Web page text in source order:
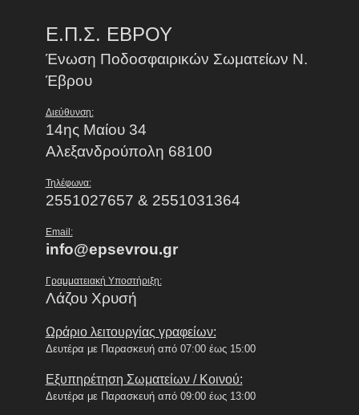
Ε.Π.Σ. ΕΒΡΟΥ
Ένωση Ποδοσφαιρικών Σωματείων Ν.
Έβρου
Διεύθυνση:
14ης Μαίου 34
Αλεξανδρούπολη 68100
Τηλέφωνα:
2551027657 & 2551031364
Email:
info@epsevrou.gr
Γραμματειακή Υποστήριξη:
Λάζου Χρυσή
Ωράριο λειτουργίας γραφείων:
Δευτέρα με Παρασκευή από 07:00 έως 15:00
Εξυπηρέτηση Σωματείων / Κοινού:
Δευτέρα με Παρασκευή από 09:00 έως 13:00